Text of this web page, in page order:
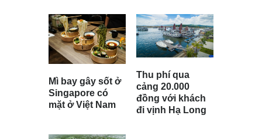
Mì bay gây sốt ở
Singapore có
mặt ở Việt Nam
Thu phí qua
cảng 20.000
đồng với khách
đi vịnh Hạ Long